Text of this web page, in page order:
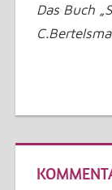
Das Buch